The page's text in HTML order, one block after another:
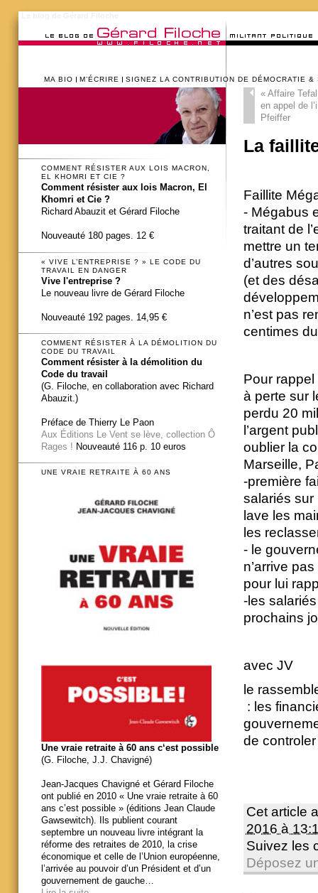
MA BIO M’ÉCRIRE SIGNEZ LA CONTRIBUTION DE DÉMOCRATIE &
«Affaire
en appel de
Pfeiffer
La
Faillite
- Mégabus
traitant de
mettre un
d’autres
(et des
n’est pas
centimes
Pour rappel
à perte sur
perdu 20
l’argent
oublier la
Marseille,
-première
salariés sur
lave les
les
- le
n’arrive
pour lui
-les
prochains
avec JV
le
: les
de
Cet article
2016 à
Suivez les
Déposez
COMMENT RÉSISTER AUX LOIS MACRON,
EL KHOMRI ET CIE ?
Comment résister aux lois Macron, El
Khomri et Cie ?
Richard Abauzit et Gérard Filoche
Nouveauté 180 pages. 12 €
« VIVE L’ENTREPRISE ? » LE CODE DU
TRAVAIL EN DANGER
Vive l'entreprise ?
Le nouveau livre de Gérard Filoche
Nouveauté 192 pages. 14,95 €
COMMENT RÉSISTER À LA DÉMOLITION DU
CODE DU TRAVAIL
Comment résister à la démolition du
Code du travail
(G. Filoche, en collaboration avec Richard
Abauzit.)
Préface de Thierry Le Paon
Aux Éditions Le Vent se lève, collection Ô
Rages ! Nouveauté 116 p. 10 euros
UNE VRAIE RETRAITE À 60 ANS
Une vraie retraite à 60 ans c‘est possible
(G. Filoche, J.J. Chavigné)
Jean-Jacques Chavigné et Gérard Filoche
ont publié en 2010 « Une vraie retraite à 60
ans c’est possible » (éditions Jean Claude
Gawsewitch). Ils publient courant
septembre un nouveau livre intégrant la
réforme des retraites de 2010, la crise
économique et celle de l’Union européenne,
l’arrivée au pouvoir d’un Président et d’un
gouvernement de gauche…